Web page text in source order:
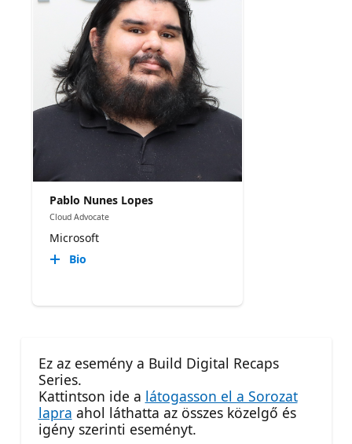
Pablo Nunes Lopes
Cloud Advocate
Microsoft
Bio
Ez az esemény a Build Digital Recaps
Series.
Kattintson ide a látogasson el a Sorozat
lapra ahol láthatta az összes közelgő és
igény szerinti eseményt.